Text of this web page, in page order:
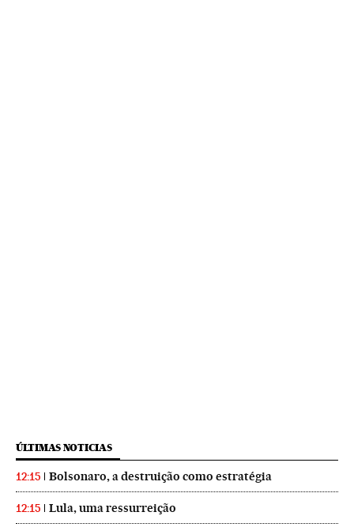
ÚLTIMAS NOTICIAS
12:15 Bolsonaro, a destruição como estratégia
12:15 Lula, uma ressurreição